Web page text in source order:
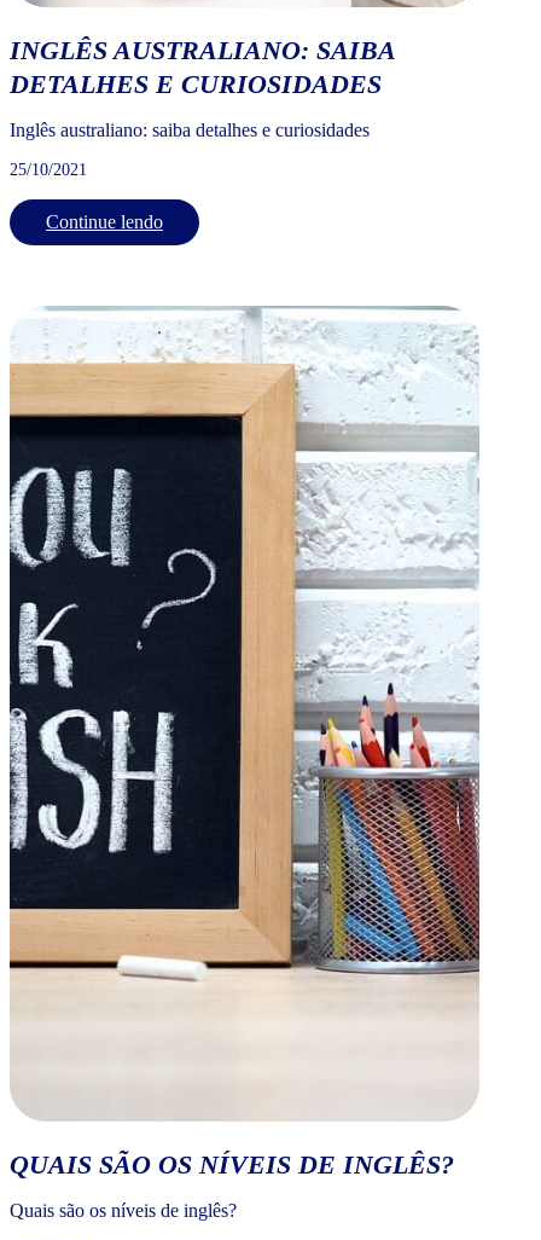
INGLÊS AUSTRALIANO: SAIBA
DETALHES E CURIOSIDADES
Inglês australiano: saiba detalhes e curiosidades
25/10/2021
Continue lendo
QUAIS SÃO OS NÍVEIS DE INGLÊS?
Quais são os níveis de inglês?